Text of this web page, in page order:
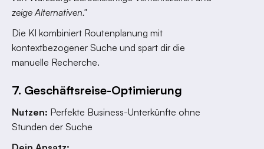
zeige Alternativen."
Die KI kombiniert Routenplanung mit
kontextbezogener Suche und spart dir die
manuelle Recherche.
7. Geschäftsreise-Optimierung
Nutzen: Perfekte Business-Unterkünfte ohne
Stunden der Suche